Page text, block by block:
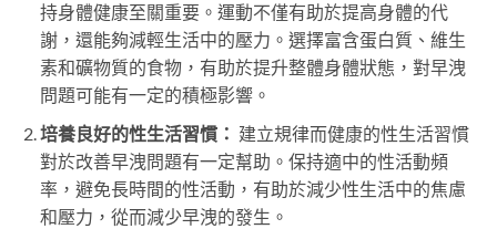
持身體健康至關重要。運動不僅有助於提高身體的代
謝，還能夠減輕生活中的壓力。選擇富含蛋白質、維生
素和礦物質的食物，有助於提升整體身體狀態，對早洩
問題可能有一定的積極影響。
培養良好的性生活習慣： 建立規律而健康的性生活習慣
對於改善早洩問題有一定幫助。保持適中的性活動頻
率，避免長時間的性活動，有助於減少性生活中的焦慮
和壓力，從而減少早洩的發生。